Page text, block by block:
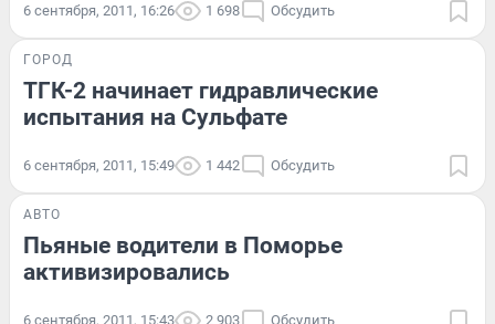
6 сентября, 2011, 16:26 1 698 Обсудить
ГОРОД
ТГК-2 начинает гидравлические
испытания на Сульфате
6 сентября, 2011, 15:49 1 442 Обсудить
АВТО
Пьяные водители в Поморье
активизировались
6 сентября, 2011, 15:43 2 903 Обсудить